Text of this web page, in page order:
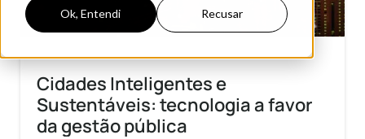
Ok, Entendi Recusar
Cidades Inteligentes e
Sustentáveis: tecnologia a favor
da gestão pública